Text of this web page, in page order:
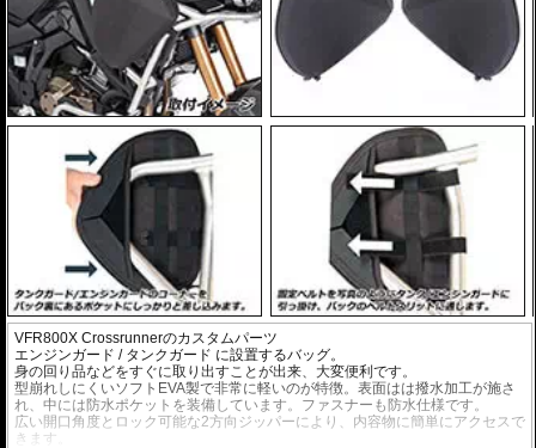
VFR800X Crossrunnerのカスタムパーツ
エンジンガード / タンクガード に設置するバッグ。
身の回り品などをすぐに取り出すことが出来、大変便利です。
型崩れしにくいソフトEVA製で非常に軽いのが特徴。表面はは撥水加工が施さ
れ、中には防水ポケットを装備しています。ファスナーも防水仕様です。
広い開口角度とロック可能な2方向ジッパーにより、内容物に簡単にアクセスで
きます。